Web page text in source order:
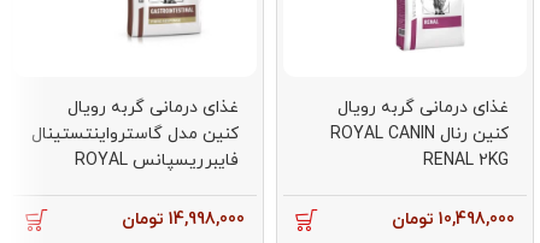
غذای درمانی گربه رویال
کنین رنال ROYAL CANIN
RENAL 2KG
10,498,000 تومان
غذای درمانی گربه رویال
کنین مدل گاسترواینتستینال
فایبرریسپانس ROYAL
GASTROINTESTINAL FIBRE
14,998,000 تومان